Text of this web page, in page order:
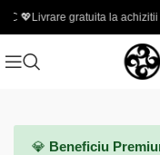
gratuita la achizitii de minim
💎 Beneficiu